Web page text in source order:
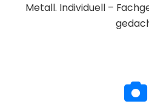
Metall. Individuell –